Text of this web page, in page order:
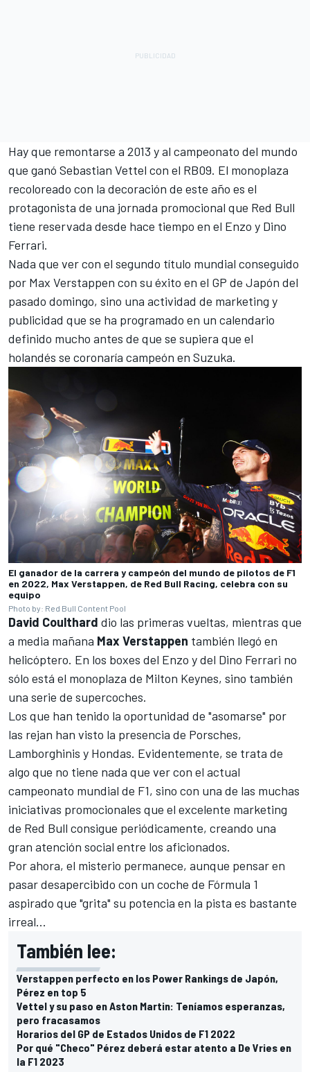
Hay que remontarse a 2013 y al campeonato del mundo
que ganó Sebastian Vettel con el RB09. El monoplaza
recoloreado con la decoración de este año es el
protagonista de una jornada promocional que Red Bull
tiene reservada desde hace tiempo en el Enzo y Dino
Ferrari.
Nada que ver con el segundo título mundial conseguido
por Max Verstappen con su éxito en el GP de Japón del
pasado domingo, sino una actividad de marketing y
publicidad que se ha programado en un calendario
definido mucho antes de que se supiera que el
holandés se coronaría campeón en Suzuka.
El ganador de la carrera y campeón del mundo de pilotos de F1
en 2022, Max Verstappen, de Red Bull Racing, celebra con su
equipo
Photo by: Red Bull Content Pool
David Coulthard dio las primeras vueltas, mientras que
a media mañana Max Verstappen también llegó en
helicóptero. En los boxes del Enzo y del Dino Ferrari no
sólo está el monoplaza de Milton Keynes, sino también
una serie de supercoches.
Los que han tenido la oportunidad de "asomarse" por
las rejan han visto la presencia de Porsches,
Lamborghinis y Hondas. Evidentemente, se trata de
algo que no tiene nada que ver con el actual
campeonato mundial de F1, sino con una de las muchas
iniciativas promocionales que el excelente marketing
de Red Bull consigue periódicamente, creando una
gran atención social entre los aficionados.
Por ahora, el misterio permanece, aunque pensar en
pasar desapercibido con un coche de Fórmula 1
aspirado que "grita" su potencia en la pista es bastante
irreal...
También lee:
Verstappen perfecto en los Power Rankings de Japón,
Pérez en top 5
Vettel y su paso en Aston Martin: Teníamos esperanzas,
pero fracasamos
Horarios del GP de Estados Unidos de F1 2022
Por qué "Checo" Pérez deberá estar atento a De Vries en
la F1 2023